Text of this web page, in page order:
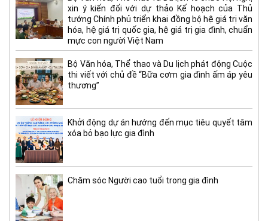
xin ý kiến đối với dự thảo Kế hoạch của Thủ
tướng Chính phủ triển khai đồng bộ hệ giá trị văn
hóa, hệ giá trị quốc gia, hệ giá trị gia đình, chuẩn
mực con người Việt Nam
Bộ Văn hóa, Thể thao và Du lịch phát động Cuộc
thi viết với chủ đề “Bữa cơm gia đình ấm áp yêu
thương”
Khởi động dự án hướng đến mục tiêu quyết tâm
xóa bỏ bạo lực gia đình
Chăm sóc Người cao tuổi trong gia đình